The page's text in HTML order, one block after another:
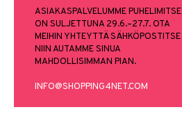
ASIAKASPALVELUMME PUHELIMITSE
ON SULJETTUNA 29.6.–27.7. OTA
MEIHIN YHTEYTTÄ SÄHKÖPOSTITSE
NIIN AUTAMME SINUA
MAHDOLLISIMMAN PIAN.
INFO@SHOPPING4NET.COM